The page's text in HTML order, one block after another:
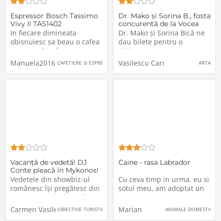
Espressor Bosch Tassimo
Vivy II TAS1402
In fiecare dimineata
obisnuiesc sa beau o cafea
pentru a fi in forma pe
perioada zilei, de aceea am
ales sa achizitionez un
espressor, pentru ca nu
Manuela2016 CAFETIERE SI ESPRESOARE
Dr. Mako și Sorina B., fosta
concurentă de la Vocea
României, colaborează
pentru piesa „Sweet
Dr. Mako și Sorina Bică ne
dau bilete pentru o
călătorie de vis spre
copilărie, acea perioadă pe
care, cu siguranță, nu o
vom uita niciodată.Piesa
Vasilescu Carmen ARTA
Vacanță de vedetă! DJ
Conte pleacă în Mykonos!
Vedetele din showbiz-ul
românesc își pregătesc din
timp vacanțele de vară. De
cele mai multe ori, alegerea
destinațiilor turistice
Carmen VasilescuOBIECTIVE TURISTICE
Caine - rasa Labrador
Cu ceva timp in urma, eu si
sotul meu, am adoptat un
caine de rasa Labrador si
putem spune ca ne deja ne
intelegem foarte bine, mai
Marian ANIMALE DOMESTICE